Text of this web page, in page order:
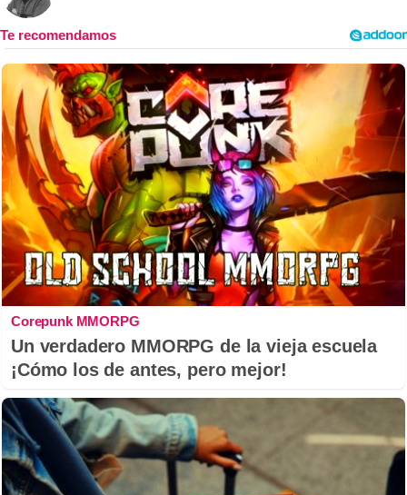
Corepunk MMORPG
Un verdadero MMORPG de la vieja escuela
¡Cómo los de antes, pero mejor!